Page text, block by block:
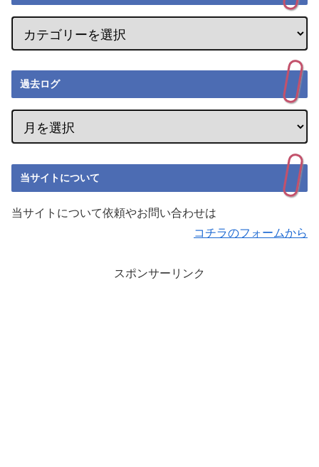
過去ログ
当サイトについて
当サイトについて依頼やお問い合わせは
コチラのフォームから
スポンサーリンク